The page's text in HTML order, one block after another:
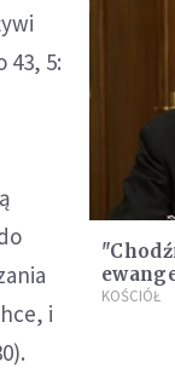
43, 5:
i
KOŚCIÓŁ